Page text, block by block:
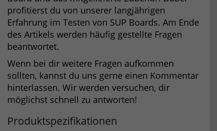
profitierst du von unserer langjährigen
Erfahrung im Testen von SUP Boards. Am Ende
des Artikels werden häufig gestellte Fragen
beantwortet.
Wenn bei dir weitere Fragen aufkommen
sollten, kannst du uns gerne einen Kommentar
hinterlassen. Wir werden versuchen, dir
möglichst schnell zu antworten!
Produktspezifikationen